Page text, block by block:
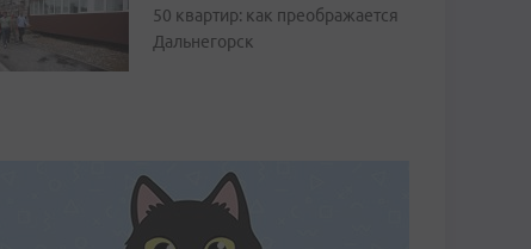
50 квартир: как преображается
Дальнегорск